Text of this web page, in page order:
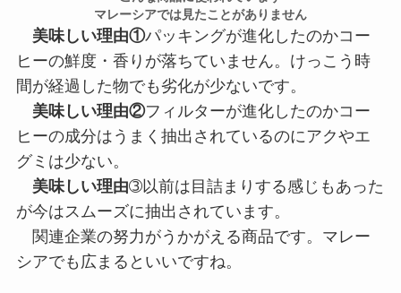
マレーシアでは見たことがありません
美味しい理由①パッキングが進化したのかコー
ヒーの鮮度・香りが落ちていません。けっこう時
間が経過した物でも劣化が少ないです。
美味しい理由②フィルターが進化したのかコー
ヒーの成分はうまく抽出されているのにアクやエ
グミは少ない。
美味しい理由➂以前は目詰まりする感じもあった
が今はスムーズに抽出されています。
関連企業の努力がうかがえる商品です。マレー
シアでも広まるといいですね。